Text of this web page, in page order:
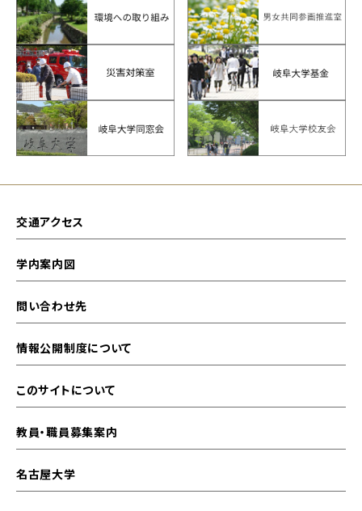
交通アクセス
学内案内図
問い合わせ先
情報公開制度について
このサイトについて
教員・職員募集案内
名古屋大学